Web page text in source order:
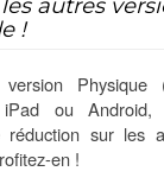
!
Physique
iPad ou Android,
réduction sur les
en !